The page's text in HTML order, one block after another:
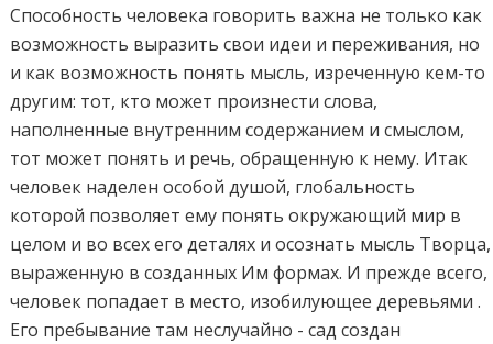
Способность человека говорить важна не только как
возможность выразить свои идеи и переживания, но
и как возможность понять мысль, изреченную кем-то
другим: тот, кто может произнести слова,
наполненные внутренним содержанием и смыслом,
тот может понять и речь, обращенную к нему. Итак
человек наделен особой душой, глобальность
которой позволяет ему понять окружающий мир в
целом и во всех его деталях и осознать мысль Творца,
выраженную в созданных Им формах. И прежде всего,
человек попадает в место, изобилующее деревьями .
Его пребывание там неслучайно - сад создан